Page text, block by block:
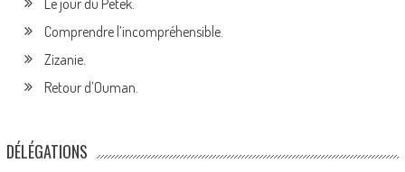
Comprendre l’incompréhensible.
Zizanie.
Retour d’Ouman.
DÉLÉGATIONS